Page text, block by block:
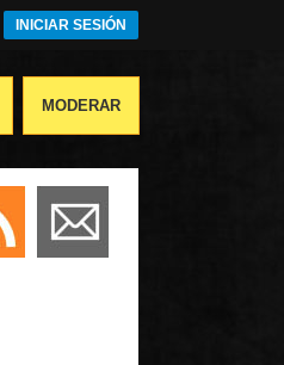
INICIAR SESIÓN
MODERAR